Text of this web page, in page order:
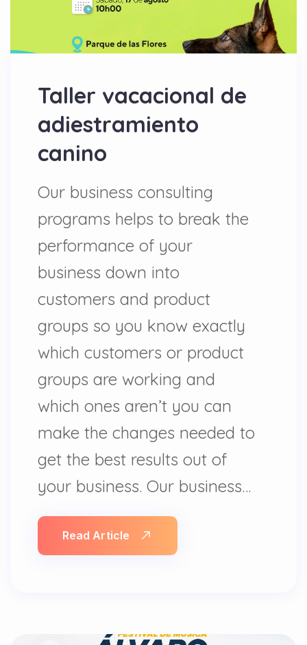
Taller vacacional de
adiestramiento
canino
Our business consulting
programs helps to break the
performance of your
business down into
customers and product
groups so you know exactly
which customers or product
groups are working and
which ones aren’t you can
make the changes needed to
get the best results out of
your business. Our business…
Read Article